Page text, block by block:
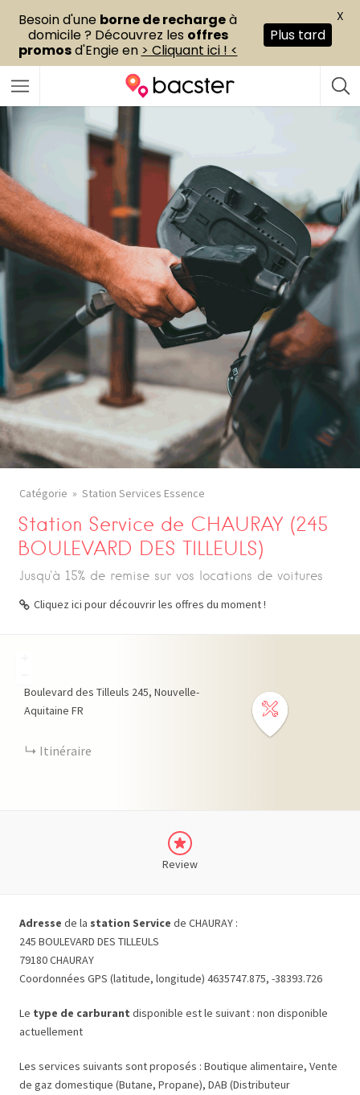
Catégorie Station Services Essence
Station Service de CHAURAY (245
BOULEVARD DES TILLEULS)
Jusqu'à 15% de remise sur vos locations de voitures
Cliquez ici pour découvrir les offres du moment !
Boulevard des Tilleuls 245 Nouvelle-
Aquitaine FR
Itinéraire
Review
Adresse de la station Service de CHAURAY :
245 BOULEVARD DES TILLEULS
79180 CHAURAY
Coordonnées GPS (latitude, longitude) 4635747.875, -38393.726
Le type de carburant disponible est le suivant : non disponible
actuellement
Les services suivants sont proposés : Boutique alimentaire, Vente
de gaz domestique (Butane, Propane), DAB (Distributeur
Besoin d'une borne de rechargeà
domicile ? Découvrez les offres
promosd'Engie en > Cliquant ici ! <
Plus tard
X